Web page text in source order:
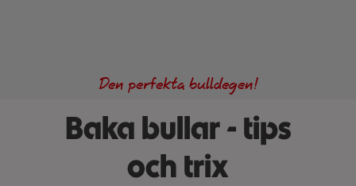
Baka bullar - tips
och trix
Den perfekta bulldegen!